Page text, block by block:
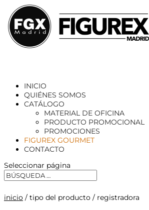
INICIO
QUIÉNES SOMOS
CATÁLOGO
MATERIAL DE OFICINA
PRODUCTO PROMOCIONAL
PROMOCIONES
FIGUREX GOURMET
CONTACTO
Seleccionar página
inicio / tipo del producto / registradora